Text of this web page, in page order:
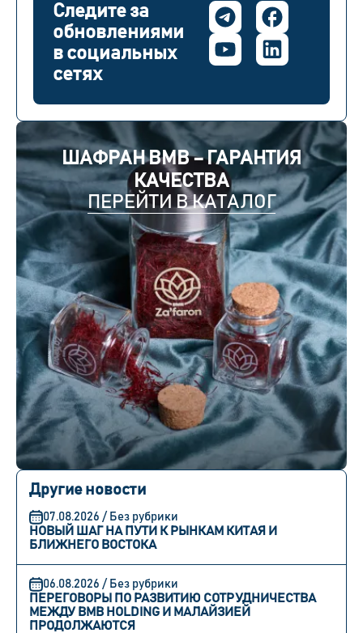
ШАФРАН BMB – ГАРАНТИЯ
КАЧЕСТВА
ПЕРЕЙТИ В КАТАЛОГ
Другие новости
07.08.2026 / Без рубрики
НОВЫЙ ШАГ НА ПУТИ К РЫНКАМ КИТАЯ И
БЛИЖНЕГО ВОСТОКА
06.08.2026 / Без рубрики
ПЕРЕГОВОРЫ ПО РАЗВИТИЮ СОТРУДНИЧЕСТВА
МЕЖДУ BMB HOLDING И МАЛАЙЗИЕЙ
ПРОДОЛЖАЮТСЯ
Следите за
обновлениями
в социальных
сетях